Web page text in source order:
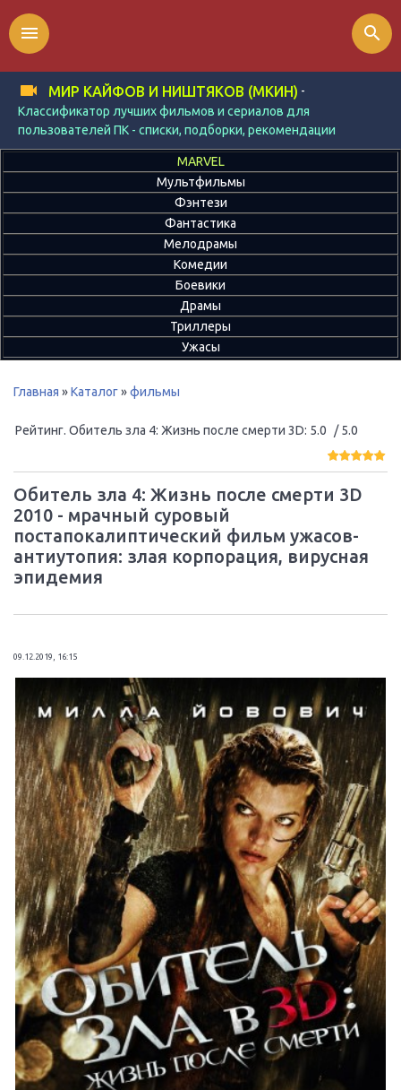
МИР КАЙФОВ И НИШТЯКОВ (МКИН) -
Классификатор лучших фильмов и сериалов для
пользователей ПК - списки, подборки, рекомендации
menu search
MARVEL
Мультфильмы
Фэнтези
Фантастика
Мелодрамы
Комедии
Боевики
Драмы
Триллеры
Ужасы
Главная »Каталог»фильмы
Рейтинг. Обитель зла 4: Жизнь после смерти 3D: 5.0 / 5.0
Обитель зла 4: Жизнь после смерти 3D
2010 - мрачный суровый
постапокалиптический фильм ужасов-
антиутопия: злая корпорация, вирусная
эпидемия
09.12.2019, 16:15